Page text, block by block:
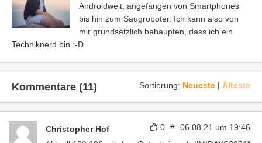
Androidwelt, angefangen von Smartphones
bis hin zum Saugroboter. Ich kann also von
mir grundsätzlich behaupten, dass ich ein
Techniknerd bin :-D
Sortierung: Neueste | Älteste
Kommentare (11)
0 # 06.08.21 um 19:46
Christopher Hof